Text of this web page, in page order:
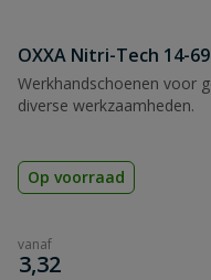
OXXA Nitri-Tech 14-
Werkhandschoenen voor
diverse werkzaamheden.
Op voorraad
vanaf
€
3,32